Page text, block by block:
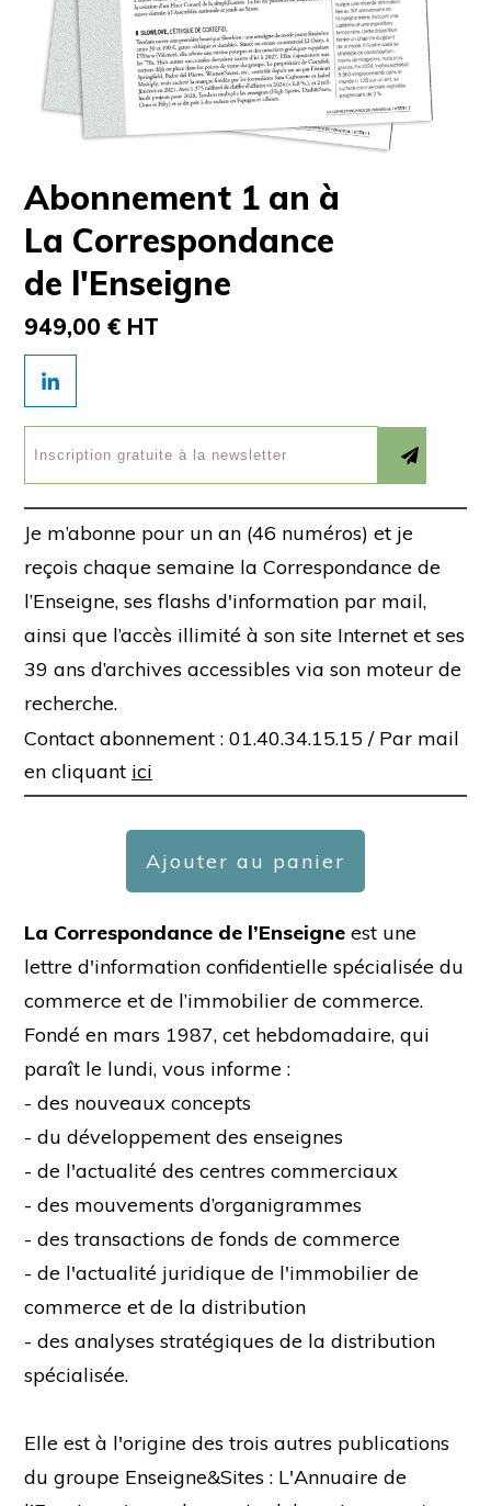
Abonnement 1 an à
La Correspondance
de l'Enseigne
949,00 € HT
Je m’abonne pour un an (46 numéros) et je
reçois chaque semaine la Correspondance de
l’Enseigne, ses flashs d'information par mail,
ainsi que l’accès illimité à son site Internet et ses
39 ans d’archives accessibles via son moteur de
recherche.
Contact abonnement : 01.40.34.15.15 / Par mail
en cliquant ici
Ajouter au panier
La Correspondance de l’Enseigne est une
lettre d'information confidentielle spécialisée du
commerce et de l’immobilier de commerce.
Fondé en mars 1987, cet hebdomadaire, qui
paraît le lundi, vous informe :
- des nouveaux concepts
- du développement des enseignes
- de l'actualité des centres commerciaux
- des mouvements d’organigrammes
- des transactions de fonds de commerce
- de l'actualité juridique de l'immobilier de
commerce et de la distribution
- des analyses stratégiques de la distribution
spécialisée.
Elle est à l'origine des trois autres publications
du groupe Enseigne&Sites : L'Annuaire de